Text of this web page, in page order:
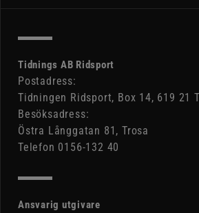
Tidnings AB Ridsport
Postadress:
Tidningen Ridsport, Box 14, 619 21
Besöksadress:
Östra Långgatan 81, Trosa
Telefon 0156-132 40
Ansvarig utgivare